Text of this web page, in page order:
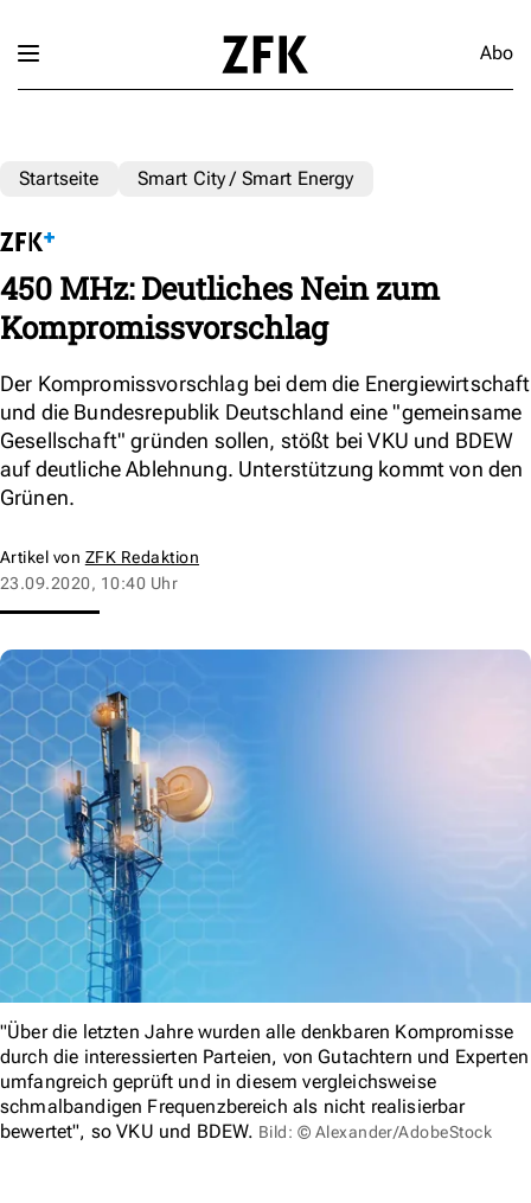
Abo
Startseite Smart City / Smart Energy
450 MHz: Deutliches Nein zum
Kompromissvorschlag
Der Kompromissvorschlag bei dem die Energiewirtschaft
und die Bundesrepublik Deutschland eine "gemeinsame
Gesellschaft" gründen sollen, stößt bei VKU und BDEW
auf deutliche Ablehnung. Unterstützung kommt von den
Grünen.
Artikel von ZFK Redaktion
23.09.2020, 10:40 Uhr
"Über die letzten Jahre wurden alle denkbaren Kompromisse
durch die interessierten Parteien, von Gutachtern und Experten
umfangreich geprüft und in diesem vergleichsweise
schmalbandigen Frequenzbereich als nicht realisierbar
bewertet", so VKU und BDEW. Bild: © Alexander/AdobeStock